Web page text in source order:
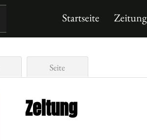
Startseite
Seite
Zeitung